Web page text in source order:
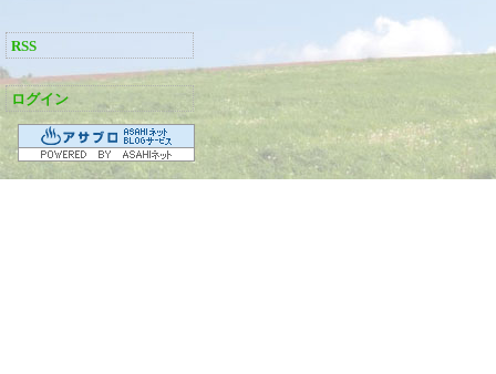
RSS
ログイン